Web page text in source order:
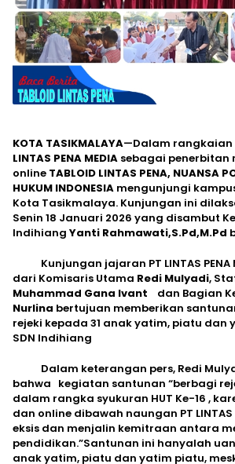
KOTA TASIKMALAYA—Dalam rangkaian
LINTAS PENA MEDIA sebagai penerbitan
online TABLOID LINTAS PENA, NUANSA
HUKUM INDONESIA mengunjungi
Kota Tasikmalaya. Kunjungan ini
Senin 18 Januari 2026 yang disambut
Indihiang Yanti Rahmawati,S.Pd,M.Pd
Kunjungan jajaran PT LINTAS PENA
dari Komisaris Utama Redi Mulyadi,
Muhammad Gana Ivant
dan Bagian
Nurlina bertujuan memberikan
rejeki kepada 31 anak yatim, piatu
SDN Indihiang
Dalam keterangan pers, Redi
bahwa kegiatan santunan “berbagi
dalam rangka syukuran HUT Ke-16 ,
dan online dibawah naungan PT LINTAS
eksis dan menjalin kemitraan antara
pendidikan.”Santunan ini hanyalah
anak yatim, piatu dan yatim piatu,